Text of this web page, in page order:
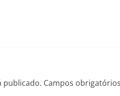
publicado. Campos